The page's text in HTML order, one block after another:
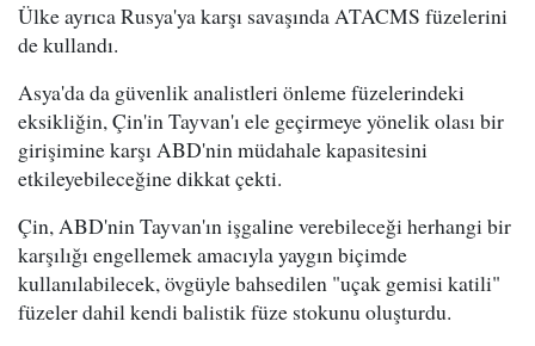
Ülke ayrıca Rusya'ya karşı savaşında ATACMS füzelerini
de kullandı.
Asya'da da güvenlik analistleri önleme füzelerindeki
eksikliğin, Çin'in Tayvan'ı ele geçirmeye yönelik olası bir
girişimine karşı ABD'nin müdahale kapasitesini
etkileyebileceğine dikkat çekti.
Çin, ABD'nin Tayvan'ın işgaline verebileceği herhangi bir
karşılığı engellemek amacıyla yaygın biçimde
kullanılabilecek, övgüyle bahsedilen "uçak gemisi katili"
füzeler dahil kendi balistik füze stokunu oluşturdu.